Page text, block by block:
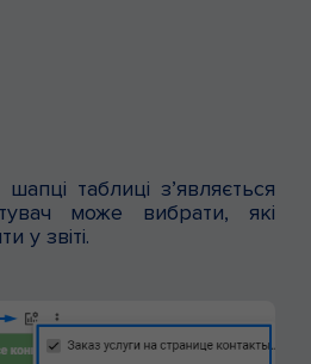
таблиці з’являється
може вибрати, які
у звіті.